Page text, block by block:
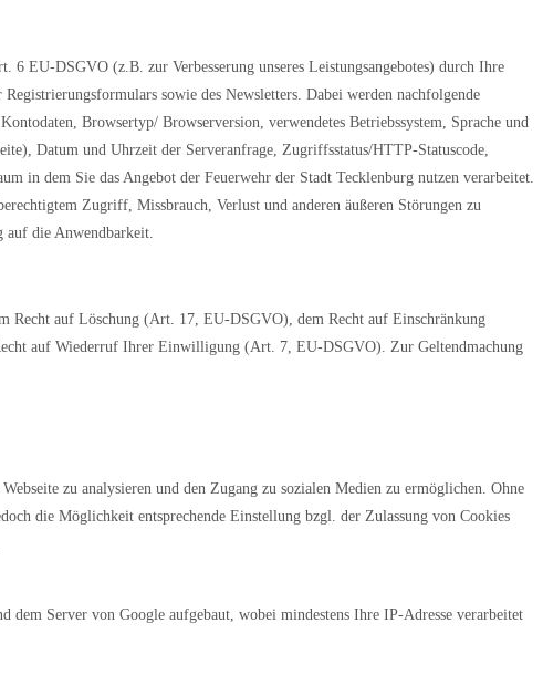
EU-DSGVO (z.B. zur Verbesserung unseres Leistungsangebotes) durch Ihre
sowie des Newsletters. Dabei werden nachfolgende
Browsertyp/ Browserversion, verwendetes Betriebssystem, Sprache und
Datum und Uhrzeit der Serveranfrage, Zugriffsstatus/HTTP-Statuscode,
in dem Sie das Angebot der Feuerwehr der Stadt Tecklenburg nutzen verarbeitet.
Zugriff, Missbrauch, Verlust und anderen äußeren Störungen zu
auf die Anwendbarkeit.
Recht auf Löschung (Art. 17, EU-DSGVO), dem Recht auf Einschränkung
auf Wiederruf Ihrer Einwilligung (Art. 7, EU-DSGVO). Zur Geltendmachung
zu analysieren und den Zugang zu sozialen Medien zu ermöglichen. Ohne
die Möglichkeit entsprechende Einstellung bzgl. der Zulassung von Cookies
Server von Google aufgebaut, wobei mindestens Ihre IP-Adresse verarbeitet